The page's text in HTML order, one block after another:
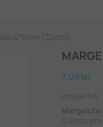
4*5mm (32cm)
7,00 lei
Include TVA
0,8mm,